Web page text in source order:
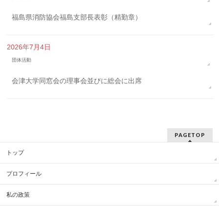
福島県消防協会福島支部長表彰（精勤章）
2026年7月4日
団体活動
会津大学同窓会の理事会並びに総会に出席
PAGETOP
トップ
プロフィール
私の政策